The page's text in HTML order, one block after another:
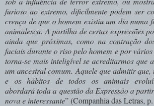
furioso ao extremo, dificilmente podem ser
crença de que o homem existiu um dia numa
ani­malesca. A partilha de certas expressões
ainda que próximas, como na contração
faciais durante o riso pelo homem e por vários
torna-se mais inteligível se acreditarmos que
um ancestral comum. Aquele que admitir
e os hábitos de todos os animais
abordará toda a questão da Expressão a
nova e interessante” (Companhia das Letras, p.